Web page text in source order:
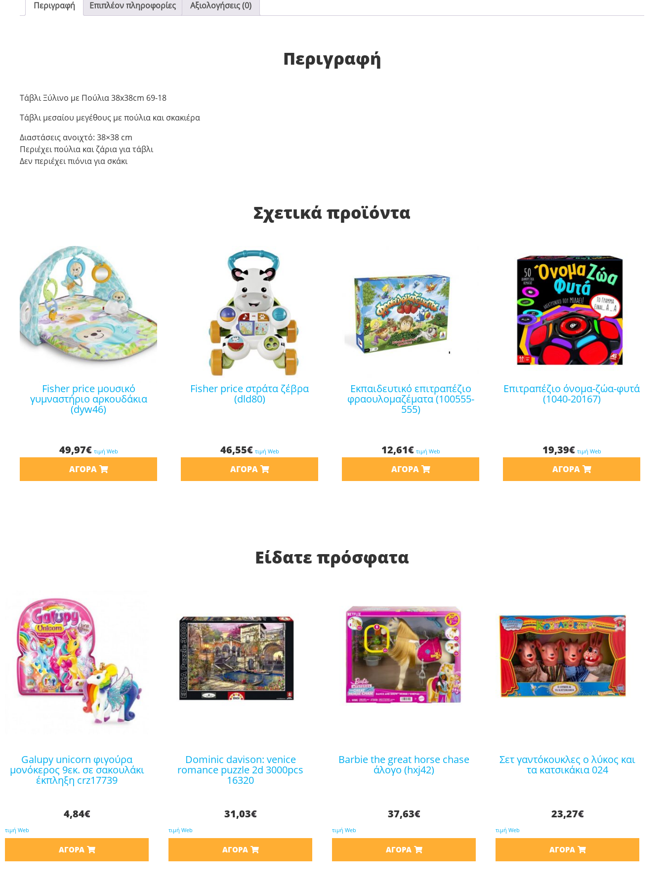
Περιγραφή Επιπλέον πληροφορίες Αξιολογήσεις (0)
Περιγραφή
Τάβλι Ξύλινο με Πούλια 38x38cm 69-18
Τάβλι μεσαίου μεγέθους με πούλια και σκακιέρα
Διαστάσεις ανοιχτό: 38×38 cm
Περιέχει πούλια και ζάρια για τάβλι
Δεν περιέχει πιόνια για σκάκι
Σχετικά προϊόντα
fisher price μουσικό
γυμναστήριο αρκουδάκια
(dyw46)
49,97€ τιμή Web
ΑΓΟΡΆ
fisher price στράτα ζέβρα
(dld80)
46,55€ τιμή Web
ΑΓΟΡΆ
εκπαιδευτικό επιτραπέζιο
φραουλομαζέματα (100555-
555)
12,61€ τιμή Web
ΑΓΟΡΆ
επιτραπέζιο όνομα-ζώα-φυτά
(1040-20167)
19,39€ τιμή Web
ΑΓΟΡΆ
Είδατε πρόσφατα
galupy unicorn φιγούρα
μονόκερος 9εκ. σε σακουλάκι
έκπληξη crz17739
4,84€
τιμή Web
ΑΓΟΡΆ
dominic davison: venice
romance puzzle 2d 3000pcs
16320
31,03€
τιμή Web
ΑΓΟΡΆ
barbie the great horse chase
άλογο (hxj42)
37,63€
τιμή Web
ΑΓΟΡΆ
σετ γαντόκουκλες ο λύκος και
τα κατσικάκια 024
23,27€
τιμή Web
ΑΓΟΡΆ